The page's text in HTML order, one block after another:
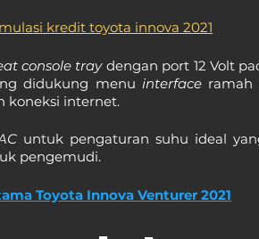
kredit toyota innova 2021
console tray dengan port 12 Volt
didukung menu interface ramah
koneksi internet.
untuk pengaturan suhu ideal
pengemudi.
Toyota Innova Venturer 2021